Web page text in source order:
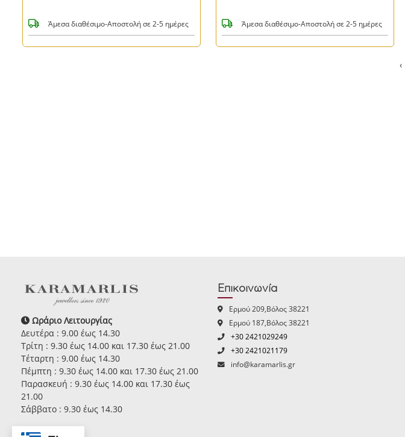
Άμεσα διαθέσιμο-Αποστολή σε 2-5 ημέρες Άμεσα διαθέσιμο-Αποστολή σε 2-5 ημέρες
‹
Ωράριο Λειτουργίας
Δευτέρα : 9.00 έως 14.30
Τρίτη : 9.30 έως 14.00 και 17.30 έως 21.00
Τέταρτη : 9.00 έως 14.30
Πέμπτη : 9.30 έως 14.00 και 17.30 έως 21.00
Παρασκευή : 9.30 έως 14.00 και 17.30 έως
21.00
Σάββατο : 9.30 έως 14.30
Επικοινωνία
Ερμού 209,Βόλος 38221
Ερμού 187,Βόλος 38221
+30 2421029249
+30 2421021179
info@karamarlis.gr